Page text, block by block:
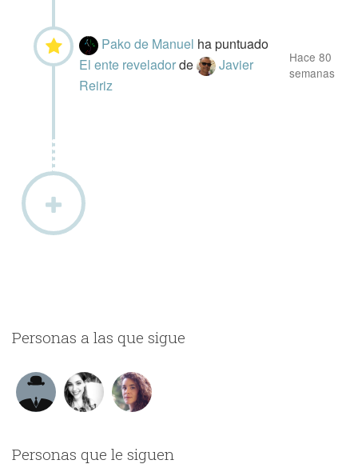
Pako de Manuel ha puntuado
El ente reveladorde
Javier
Reiriz
Hace 80
semanas
Personas a las que sigue
Personas que le siguen